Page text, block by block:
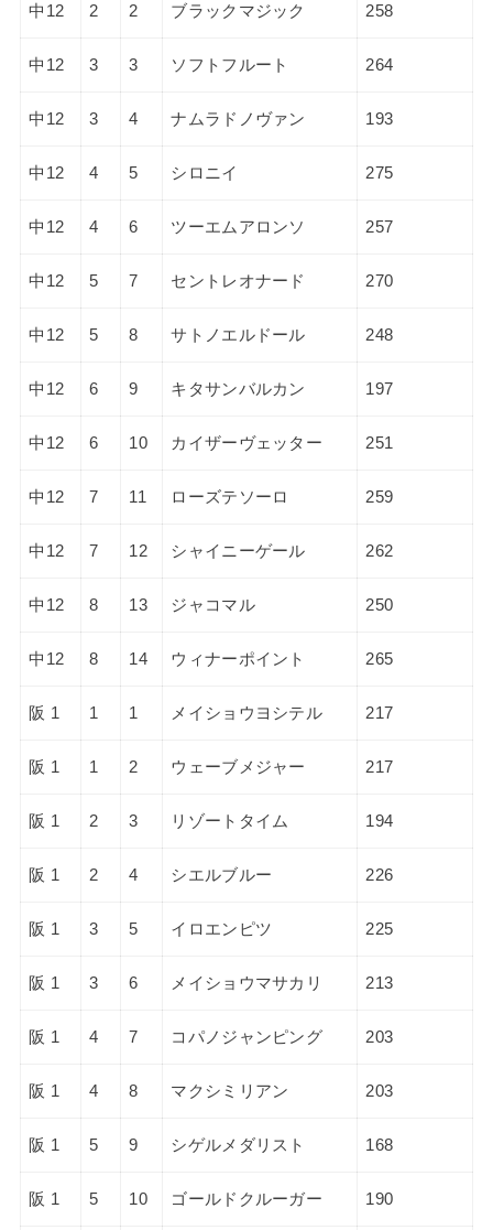
中12 2 2 ブラックマジック 258
中12 3 3 ソフトフルート 264
中12 3 4 ナムラドノヴァン 193
中12 4 5 シロニイ 275
中12 4 6 ツーエムアロンソ 257
中12 5 7 セントレオナード 270
中12 5 8 サトノエルドール 248
中12 6 9 キタサンバルカン 197
中12 6 10 カイザーヴェッター 251
中12 7 11 ローズテソーロ 259
中12 7 12 シャイニーゲール 262
中12 8 13 ジャコマル 250
中12 8 14 ウィナーポイント 265
阪 1 1 1 メイショウヨシテル 217
阪 1 1 2 ウェーブメジャー 217
阪 1 2 3 リゾートタイム 194
阪 1 2 4 シエルブルー 226
阪 1 3 5 イロエンピツ 225
阪 1 3 6 メイショウマサカリ 213
阪 1 4 7 コパノジャンピング 203
阪 1 4 8 マクシミリアン 203
阪 1 5 9 シゲルメダリスト 168
阪 1 5 10 ゴールドクルーガー 190